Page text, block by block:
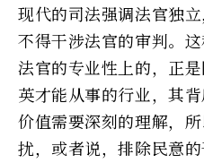
现代的司法强调法官独
不得干涉法官的审判。
法官的专业性上的，正
英才能从事的行业，其
价值需要深刻的理解，
扰，或者说，排除民意的